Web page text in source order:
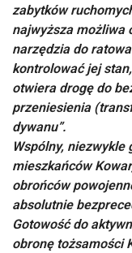
zabytków
najwyższa możliwa
narzędzia do
kontrolować jej
otwiera drogę do
przeniesienia
dywanu”.
Wspólny, niezwykle
mieszkańców
obrońców
absolutnie
Gotowość do
obronę tożsamości